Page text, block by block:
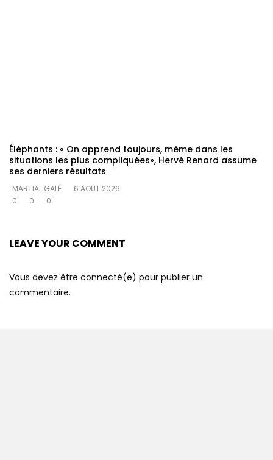
Éléphants : « On apprend toujours, même dans les
situations les plus compliquées», Hervé Renard assume
ses derniers résultats
MARTIAL GALÉ
6 AOÛT 2026
0
0 0
LEAVE YOUR COMMENT
Vous devez être connecté(e) pour publier un
commentaire.